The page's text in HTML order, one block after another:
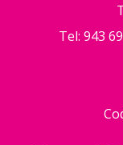
Tel: 943